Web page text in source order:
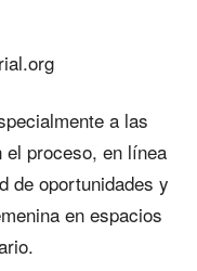
a las
proceso, en línea
de oportunidades y
en espacios